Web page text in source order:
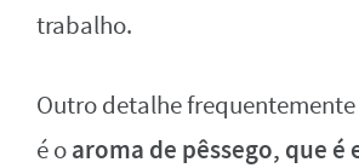
trabalho.
Outro detalhe
é oaroma de pêssego, que